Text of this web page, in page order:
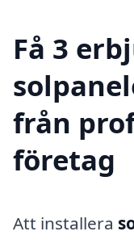
Få 3
från
företag
Att installera